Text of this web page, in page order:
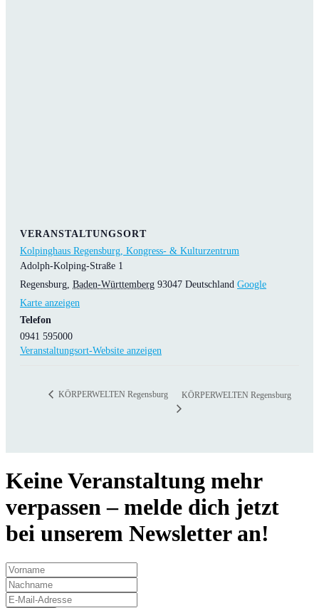
VERANSTALTUNGSORT
Kolpinghaus Regensburg, Kongress- & Kulturzentrum
Adolph-Kolping-Straße 1
Regensburg Baden-Württemberg 93047 Deutschland Google
Karte anzeigen
Telefon
0941 595000
Veranstaltungsort-Website anzeigen
KÖRPERWELTEN Regensburg KÖRPERWELTEN Regensburg
Keine Veranstaltung mehr
verpassen – melde dich jetzt
bei unserem Newsletter an!